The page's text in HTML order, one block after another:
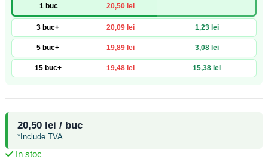
1 buc 20,50 lei -
3 buc+ 20,09 lei 1,23 lei
5 buc+ 19,89 lei 3,08 lei
15 buc+ 19,48 lei 15,38 lei
20,50 lei / buc
*Include TVA
In stoc